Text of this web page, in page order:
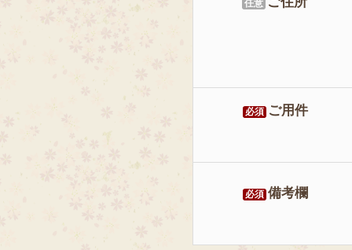
任意
必須 ご用件
必須 備考欄